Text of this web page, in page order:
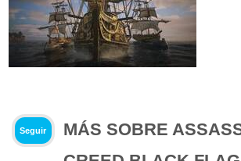
Seguir
MÁS SOBRE